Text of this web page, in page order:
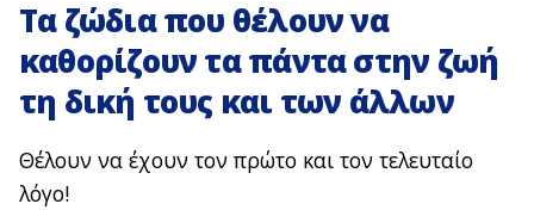
Τα ζώδια που θέλουν να
καθορίζουν τα πάντα στην ζωή
τη δική τους και των άλλων
Θέλουν να έχουν τον πρώτο και τον τελευταίο
λόγο!